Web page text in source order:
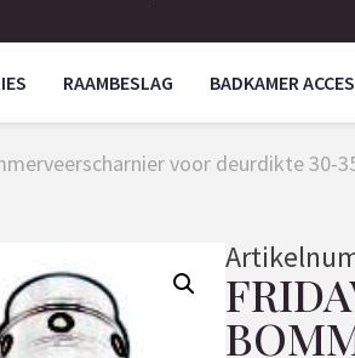
RAAMBESLAG BADKAMER
voor deurdikte 30-